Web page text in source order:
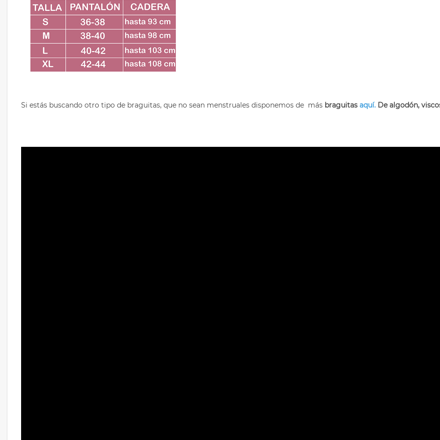
Si estás buscando otro tipo de braguitas, que no sean menstruales disponemos de más braguitas aquí. De algodón,